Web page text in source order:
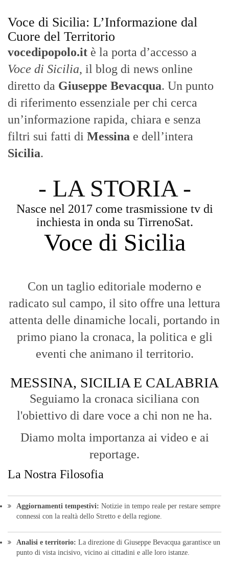
Voce di Sicilia: L’Informazione dal
Cuore del Territorio
vocedipopolo.it è la porta d’accesso a
Voce di Sicilia, il blog di news online
diretto da Giuseppe Bevacqua. Un punto
di riferimento essenziale per chi cerca
un’informazione rapida, chiara e senza
filtri sui fatti di Messina e dell’intera
Sicilia.
- LA STORIA -
Nasce nel 2017 come trasmissione tv di
inchiesta in onda su TirrenoSat.
Voce di Sicilia
Con un taglio editoriale moderno e
radicato sul campo, il sito offre una lettura
attenta delle dinamiche locali, portando in
primo piano la cronaca, la politica e gli
eventi che animano il territorio.
MESSINA, SICILIA E CALABRIA
Seguiamo la cronaca siciliana con
l'obiettivo di dare voce a chi non ne ha.
Diamo molta importanza ai video e ai
reportage.
La Nostra Filosofia
Aggiornamenti tempestivi: Notizie in tempo reale per restare sempre
connessi con la realtà dello Stretto e della regione.
Analisi e territorio: La direzione di Giuseppe Bevacqua garantisce un
punto di vista incisivo, vicino ai cittadini e alle loro istanze.